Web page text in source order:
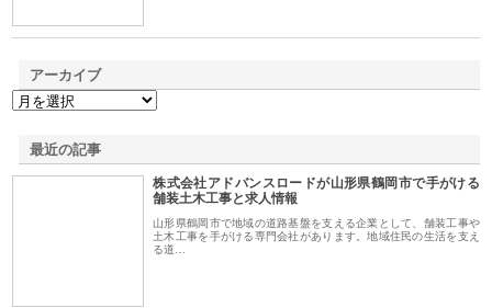
アーカイブ
最近の記事
株式会社アドバンスロードが山形県鶴岡市で手がける
舗装土木工事と求人情報
山形県鶴岡市で地域の道路基盤を支える企業として、舗装工事や
土木工事を手がける専門会社があります。地域住民の生活を支え
る道…